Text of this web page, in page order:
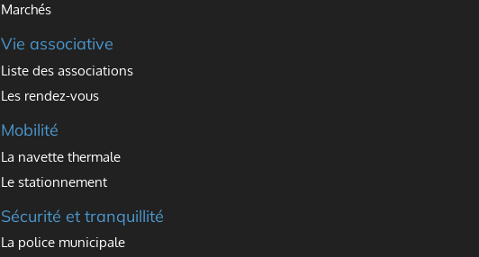
Marchés
Vie associative
Liste des associations
Les rendez-vous
Mobilité
La navette thermale
Le stationnement
Sécurité et tranquillité
La police municipale